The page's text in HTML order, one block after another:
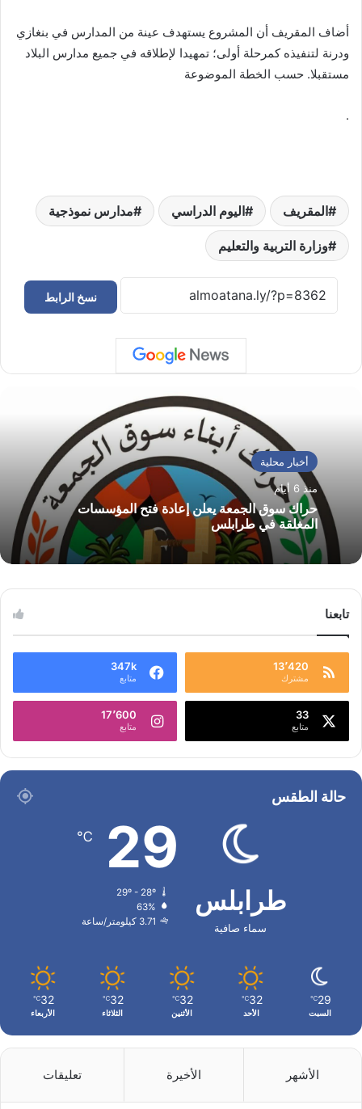
أضاف المقريف أن المشروع يستهدف عينة من المدارس في بنغازي
ودرنة لتنفيذه كمرحلة أولى؛ تمهيدا لإطلاقه في جميع مدارس البلاد
مستقبلا. حسب الخطة الموضوعة
.
المقريف اليوم الدراسي مدارس نموذجية
وزارة التربية والتعليم
نسخ الرابط
أخبار محلية
منذ 6 أيام
حراك سوق الجمعة يعلن إعادة فتح المؤسسات
المغلقة في طرابلس
تابعنا
13٬420
مشترك
347k
متابع
33
متابع
17٬600
متابع
حالة الطقس
طرابلس
سماء صافية
29
℃
29º - 28º
63%
3.71 كيلومتر/ساعة
29
℃
السبت
32
℃
الأحد
32
℃
الأثنين
32
℃
الثلاثاء
32
℃
الأربعاء
الأشهر الأخيرة تعليقات